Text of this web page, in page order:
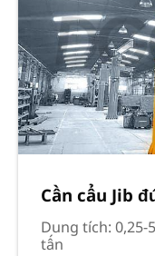
Cần cẩu Jib
Dung tích: 0,25-5
tấn